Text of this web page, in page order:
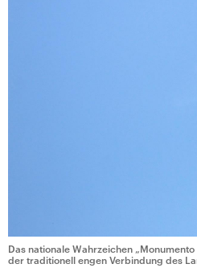
Das nationale Wahrzeichen
der traditionell engen Verbindung des